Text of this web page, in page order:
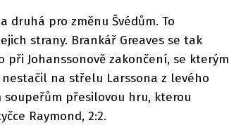
pro změnu Švédům. To
strany. Brankář Greaves se tak
Johanssonově zakončení, se kterým
na střelu Larssona z levého
soupeřům přesilovou hru, kterou
Raymond, 2:2.